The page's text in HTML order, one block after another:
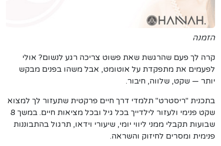
הזמנה
קרה לך פעם שהרגשת שאת פשוט צריכה רגע לנשום? אולי
לפעמים את מתפקדת על אוטומט, אבל משהו בפנים מבקש
יותר — שקט, שלווה, חיבור.
בתכנית "ריסטרט" תלמדי דרך חיים פרקטית שתעזור לך למצוא
שקט פנימי ולעזור לילדייך בכל גיל ובכל מציאות חיים. במשך 8
שבועות תקבלי ממני ליווי יומי, שיעורי וידאו, תרגול בהתבוננות
פנימית ומסרים לחיזוק והשראה.